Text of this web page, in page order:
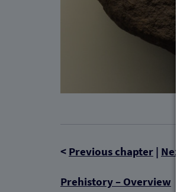
< Previous chapter |
Prehistory – Overview